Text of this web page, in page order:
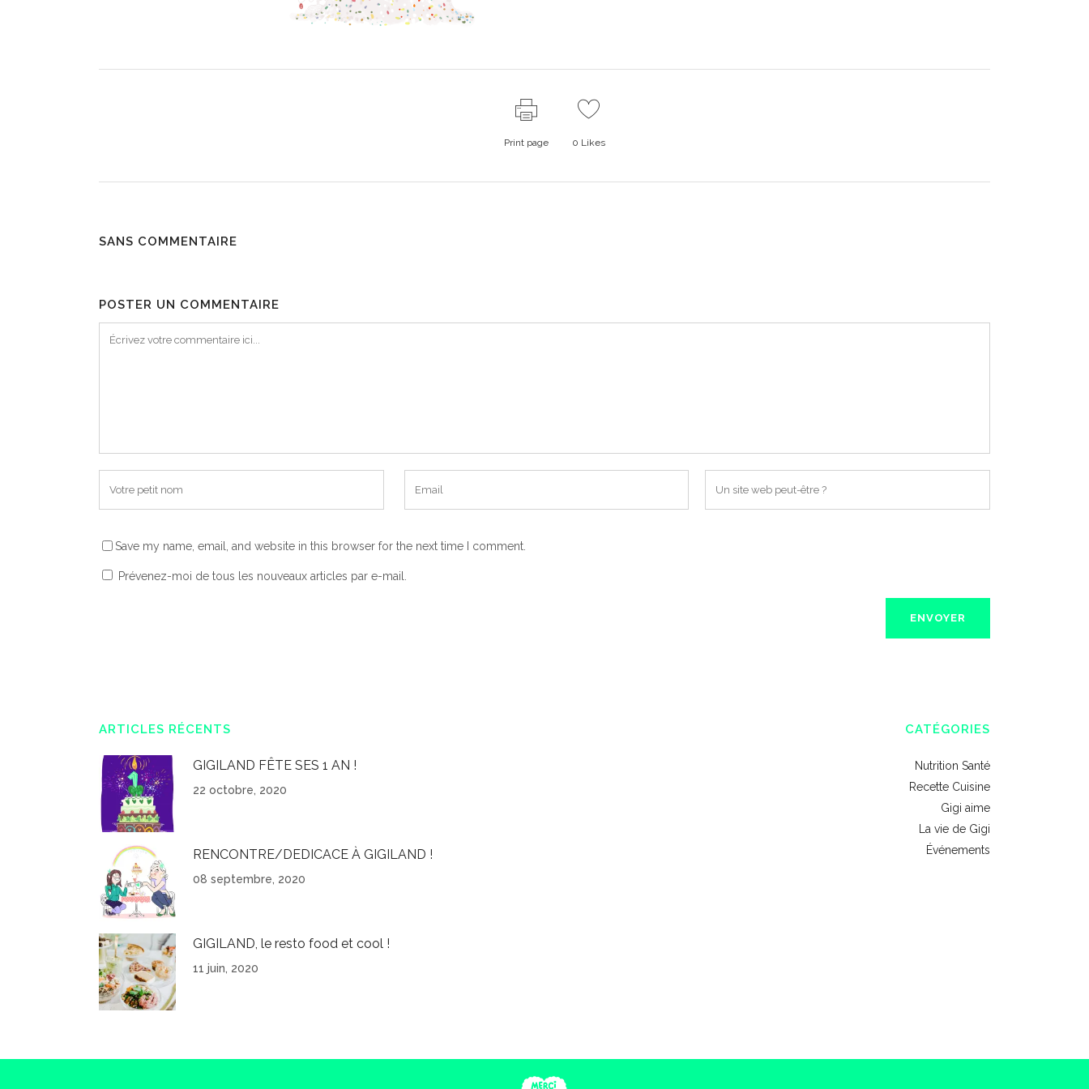
Print page 0 Likes
SANS COMMENTAIRE
POSTER UN COMMENTAIRE
Save my name, email, and website in this browser for the next time I comment.
Prévenez-moi de tous les nouveaux articles par e-mail.
ARTICLES RÉCENTS
GIGILAND FÊTE SES 1 AN !
22 octobre, 2020
RENCONTRE/DEDICACE À GIGILAND !
08 septembre, 2020
GIGILAND, le resto food et cool !
11 juin, 2020
CATÉGORIES
Nutrition Santé
Recette Cuisine
Gigi aime
La vie de Gigi
Événements